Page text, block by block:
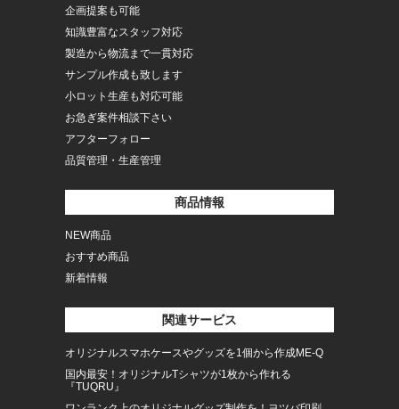
企画提案も可能
知識豊富なスタッフ対応
製造から物流まで一貫対応
サンプル作成も致します
小ロット生産も対応可能
お急ぎ案件相談下さい
アフターフォロー
品質管理・生産管理
商品情報
NEW商品
おすすめ商品
新着情報
関連サービス
オリジナルスマホケースやグッズを1個から作成ME-Q
国内最安！オリジナルTシャツが1枚から作れる
『TUQRU』